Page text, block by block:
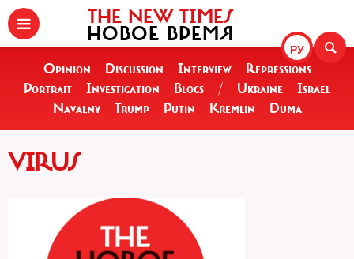
РУ
THE NEW TIMES
НОВОЕ ВРЕМЯ
Opinion Discussion Interview
Repressions
Portrait
Investigation Blogs / Ukraine
Israel
Navalny
Trump Putin Kremlin Duma
VIRUS